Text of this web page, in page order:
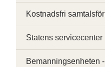
Kostnadsfri
Statens servicecenter
Bemanningsenheten